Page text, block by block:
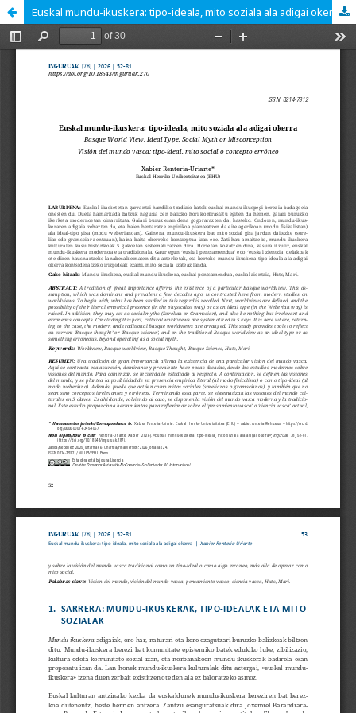
Euskal mundu-ikuskera: tipo-ideala, mito soziala ala adigai okerra